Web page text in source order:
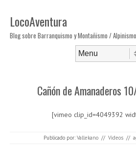
LocoAventura
Blog sobre Barranquismo y Montañismo / Alpinismo
Cañón de Amanaderos
[vimeo clip_id=4049392
Publicado por: Vallekano // Videos //